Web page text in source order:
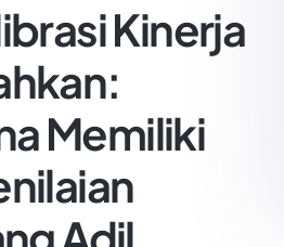
Kinerja
Memiliki